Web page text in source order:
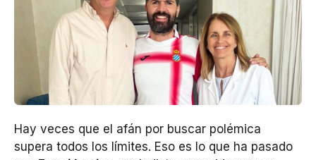
Hay veces que el afán por buscar polémica
supera todos los límites. Eso es lo que ha pasado